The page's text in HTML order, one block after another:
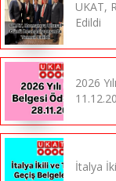
UKAT,
Edildi
2026
İtalya